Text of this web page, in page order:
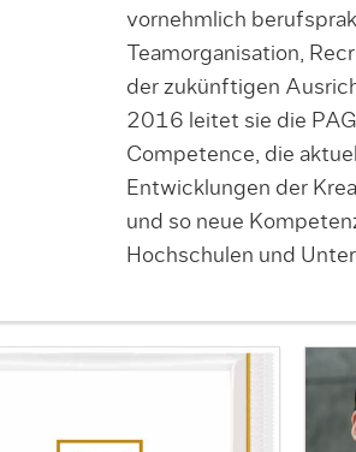
vornehmlich
Teamorganisation,
der zukünftigen
2016 leitet sie die
Competence, die
Entwicklungen der
und so neue
Hochschulen und